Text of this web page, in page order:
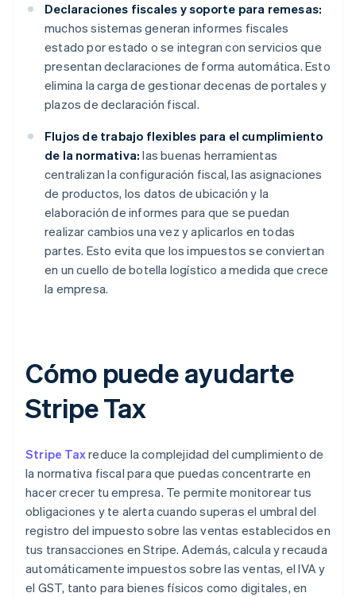
Declaraciones fiscales y soporte para remesas:
muchos sistemas generan informes fiscales
estado por estado o se integran con servicios que
presentan declaraciones de forma automática. Esto
elimina la carga de gestionar decenas de portales y
plazos de declaración fiscal.
Flujos de trabajo flexibles para el cumplimiento
de la normativa: las buenas herramientas
centralizan la configuración fiscal, las asignaciones
de productos, los datos de ubicación y la
elaboración de informes para que se puedan
realizar cambios una vez y aplicarlos en todas
partes. Esto evita que los impuestos se conviertan
en un cuello de botella logístico a medida que crece
la empresa.
Cómo puede ayudarte
Stripe Tax
Stripe Taxreduce la complejidad del cumplimiento de
la normativa fiscal para que puedas concentrarte en
hacer crecer tu empresa. Te permite monitorear tus
obligaciones y te alerta cuando superas el umbral del
registro del impuesto sobre las ventas establecidos en
tus transacciones en Stripe. Además, calcula y recauda
automáticamente impuestos sobre las ventas, el IVA y
el GST, tanto para bienes físicos como digitales, en